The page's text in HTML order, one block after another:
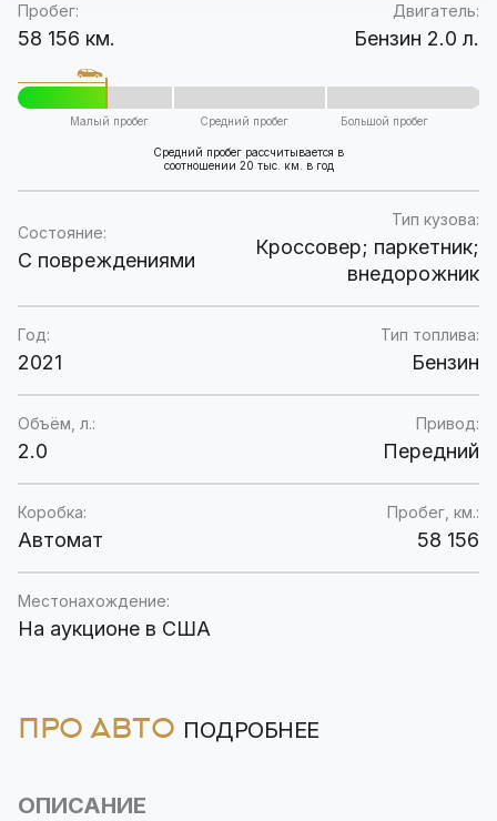
Пробег:
58 156 км.
Двигатель:
Бензин 2.0 л.
Малый пробег Средний пробег Большой пробег
Средний пробег рассчитывается в
соотношении 20 тыс. км. в год
Состояние:
C повреждениями
Тип кузова:
Кроссовер; паркетник;
внедорожник
Год:
2021
Тип топлива:
Бензин
Объём, л.:
2.0
Привод:
Передний
Коробка:
Автомат
Пробег, км.:
58 156
Местонахождение:
На аукционе в США
ПРО АВТО ПОДРОБНЕЕ
ОПИСАНИЕ